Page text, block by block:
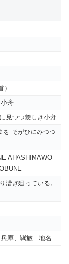
）
舟
見つつ羨しき小舟
を そがひにみつつ
AHASHIMAWO
漕ぎ廻っている。
庫、羈旅、地名